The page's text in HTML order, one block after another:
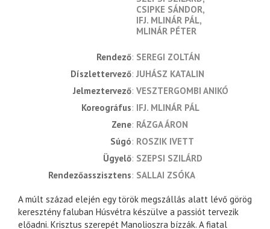
CSIPKE SÁNDOR
IFJ. MLINÁR PÁL
MLINÁR PÉTER
rendező SEREGI ZOLTÁN
díszlettervező JUHÁSZ KATALIN
jelmeztervező VESZTERGOMBI ANIKÓ
koreográfus IFJ. MLINÁR PÁL
zene RÁZGA ÁRON
súgó ROSZIK IVETT
ügyelő SZEPSI SZILÁRD
rendezőasszisztens SALLAI ZSÓKA
A múlt század elején egy török megszállás alatt lévő görög
keresztény faluban Húsvétra készülve a passiót tervezik
előadni. Krisztus szerepét Manolioszra bízzák. A fiatal